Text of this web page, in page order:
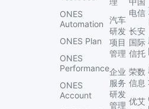
ONES
Automation
ONES Plan
ONES
Performance
ONES
Account
汽车
研发
项目
管理
企业
服务
研发
管理
电信
长安
国际
信托
荣数
信息
优艾